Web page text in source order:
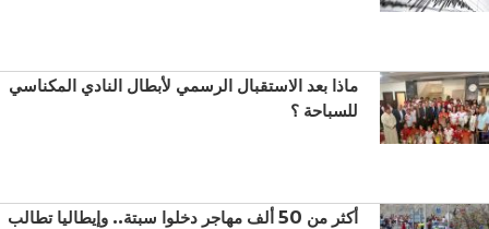
ماذا بعد الاستقبال الرسمي لأبطال النادي المكناسي
للسباحة ؟
أكثر من 50 ألف مهاجر دخلوا سبتة.. وإيطاليا تطالب